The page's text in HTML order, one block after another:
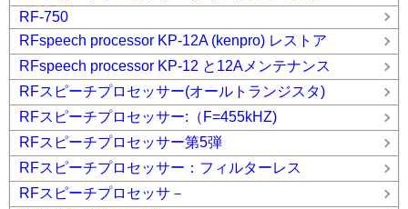
RF-750
RFspeech processor KP-12A (kenpro) レストア
RFspeech processor KP-12 と12Aメンテナンス
RFスピーチプロセッサー(オールトランジスタ)
RFスピーチプロセッサー:（F=455kHZ)
RFスピーチプロセッサー第5弾
RFスピーチプロセッサー：フィルターレス
RFスピーチプロセッサ－